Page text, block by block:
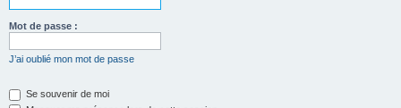
Mot de passe :
J’ai oublié mon mot de passe
Se souvenir de moi